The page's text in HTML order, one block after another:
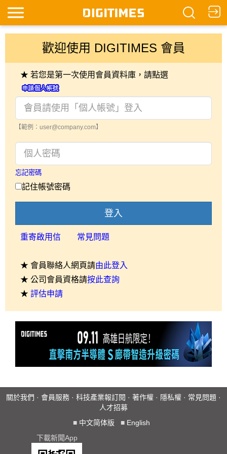
歡迎使用 DIGITIMES 會員
★ 若您是第一次使用會員資料庫，請點選
【範例：user@company.com】
忘記密碼
記住帳號密碼
登入
重寄啟用信 常見問題
★ 會員聯絡人網頁請由此登入
★ 公司會員資格請按此查詢
★ 評估申請
關於我們 · 會員服務 · 科技產業報訂閱 · 著作權 · 隱私權 · 常見問題 ·
人才招募
■ 中文简体版 ■ English
下載新聞App